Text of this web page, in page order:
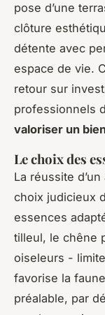
pose d’une
clôture
détente avec
espace de vie.
retour sur
professionnels
valoriser un
Le choix des
La réussite
choix judicieux
essences
tilleul, le chêne
oiseleurs -
favorise la
préalable, par